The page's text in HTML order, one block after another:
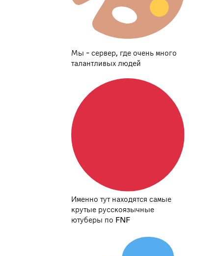
Мы - сервер, где очень много
талантливых людей
Именно тут находятся самые
крутые русскоязычные
ютуберы по FNF